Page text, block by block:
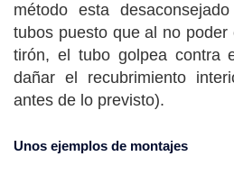
método esta
tubos puesto que al no poder
tirón, el tubo golpea contra
dañar el recubrimiento
antes de lo previsto).
Unos ejemplos de montajes